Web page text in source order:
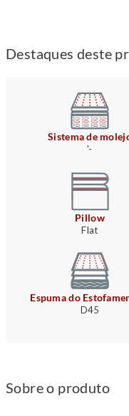
Destaques deste
Sistema de
'-
Pillow
Flat
Espuma do
D45
Sobre o produto